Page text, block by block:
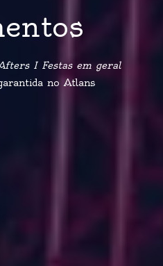
I Festas em geral
no Atlans